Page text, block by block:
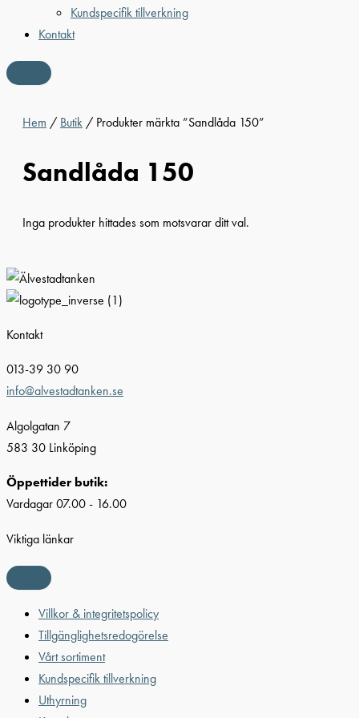
Kundspecifik tillverkning
Kontakt
Hem / Butik / Produkter märkta ”Sandlåda 150”
Sandlåda 150
Inga produkter hittades som motsvarar ditt val.
Kontakt
013-39 30 90
info@alvestadtanken.se
Algolgatan 7
583 30 Linköping
Öppettider butik:
Vardagar 07.00 - 16.00
Viktiga länkar
Villkor & integritetspolicy
Tillgänglighetsredogörelse
Vårt sortiment
Kundspecifik tillverkning
Uthyrning